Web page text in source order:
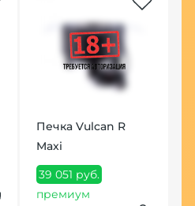
Печка Vulcan R
Maxi
39 051 руб.
премиум